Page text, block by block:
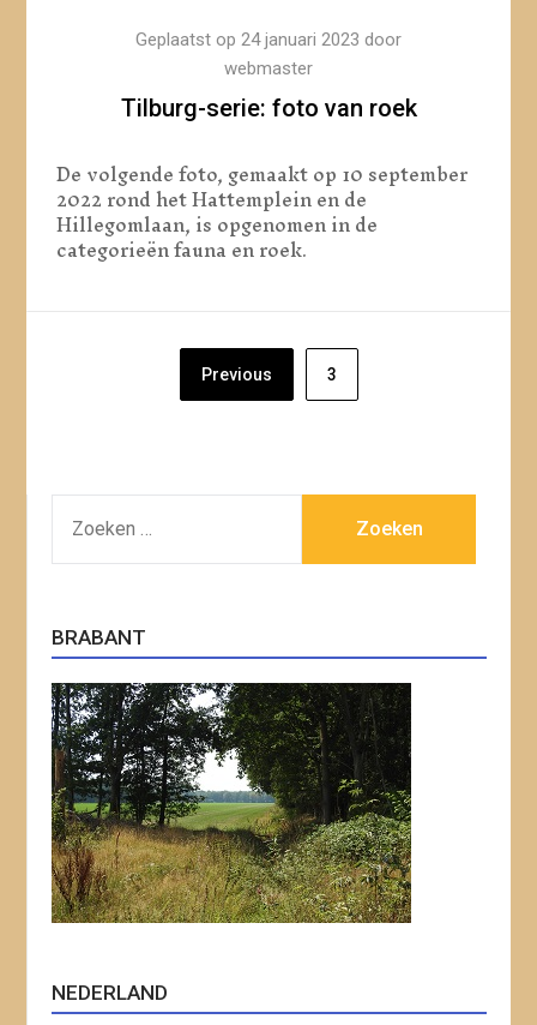
Tilburg-serie: foto van roek
Geplaatst op 24 januari 2023 door
webmaster
De volgende foto, gemaakt op 10 september
2022 rond het Hattemplein en de
Hillegomlaan, is opgenomen in de
categorieën fauna en roek.
Previous 3
NAAR:
BRABANT
NEDERLAND